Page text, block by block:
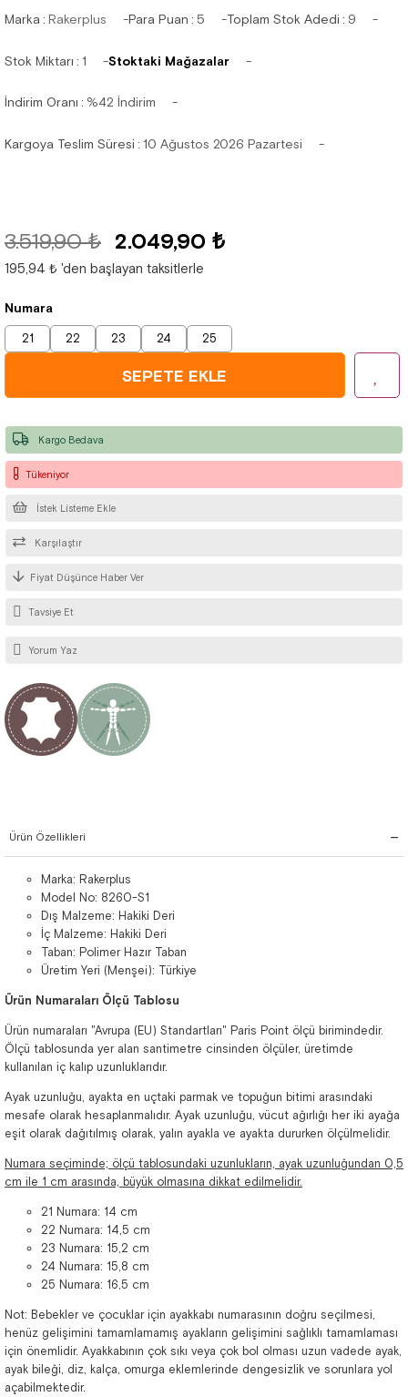
Marka: Rakerplus Para Puan : 5 Toplam Stok Adedi : 9
Stok Miktarı : 1 Stoktaki Mağazalar
İndirim Oranı : %42 İndirim
Kargoya Teslim Süresi : 10 Ağustos 2026 Pazartesi
3.519,90 ₺ 2.049,90 ₺
195,94 ₺ 'den başlayan taksitlerle
Numara
21 22 23 24 25
Tükeniyor
İstek Listeme Ekle
Karşılaştır
Fiyat Düşünce Haber Ver
Kargo Bedava
Tavsiye Et
Yorum Yaz
Ürün Özellikleri
Marka: Rakerplus
Model No: 8260-S1
Dış Malzeme: Hakiki Deri
İç Malzeme: Hakiki Deri
Taban: Polimer Hazır Taban
Üretim Yeri (Menşei): Türkiye
Ürün Numaraları Ölçü Tablosu
Ürün numaraları "Avrupa (EU) Standartları" Paris Point ölçü birimindedir.
Ölçü tablosunda yer alan santimetre cinsinden ölçüler, üretimde
kullanılan iç kalıp uzunluklarıdır.
Ayak uzunluğu, ayakta en uçtaki parmak ve topuğun bitimi arasındaki
mesafe olarak hesaplanmalıdır. Ayak uzunluğu, vücut ağırlığı her iki ayağa
eşit olarak dağıtılmış olarak, yalın ayakla ve ayakta dururken ölçülmelidir.
Numara seçiminde; ölçü tablosundaki uzunlukların, ayak uzunluğundan 0,5
cm ile 1 cm arasında, büyük olmasına dikkat edilmelidir.
21 Numara: 14 cm
22 Numara: 14,5 cm
23 Numara: 15,2 cm
24 Numara: 15,8 cm
25 Numara: 16,5 cm
Not: Bebekler ve çocuklar için ayakkabı numarasının doğru seçilmesi,
henüz gelişimini tamamlamamış ayakların gelişimini sağlıklı tamamlaması
için önemlidir. Ayakkabının çok sıkı veya çok bol olması uzun vadede ayak,
ayak bileği, diz, kalça, omurga eklemlerinde dengesizlik ve sorunlara yol
açabilmektedir.